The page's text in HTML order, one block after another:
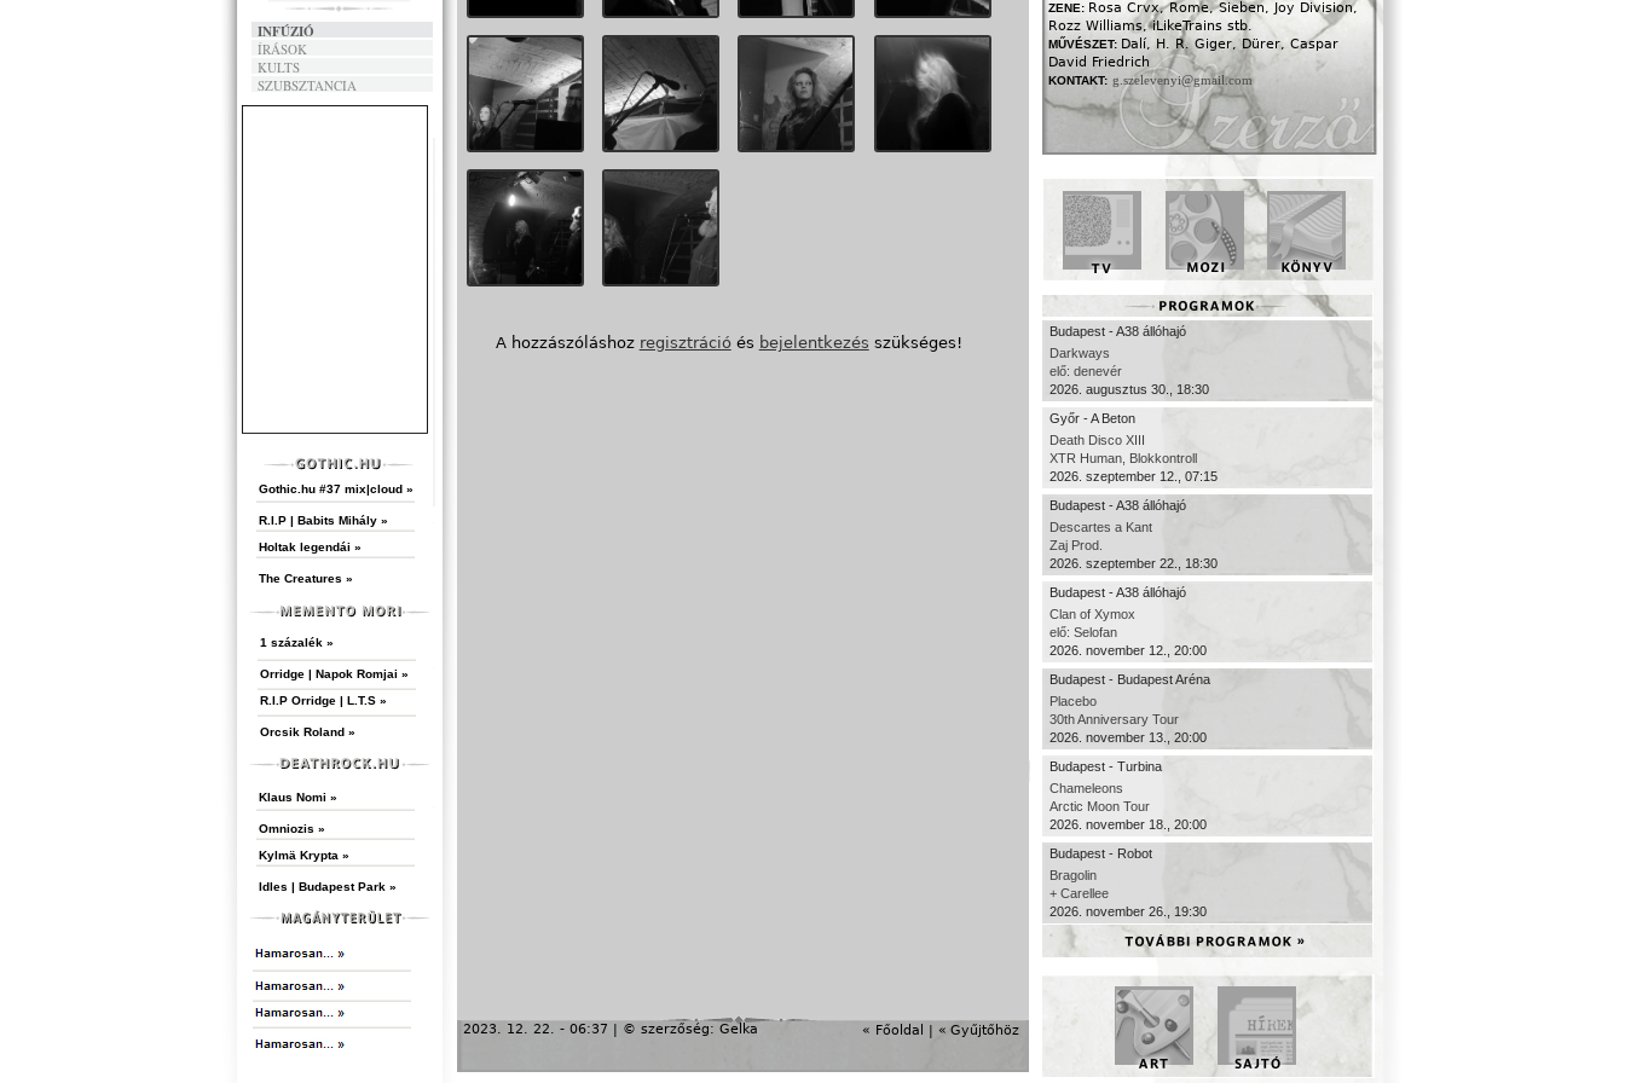
A hozzászóláshoz regisztrációés bejelentkezés szükséges!
2023. 12. 22. - 06:37 | © szerzőség: Gelka « Főoldal | « Gyűjtőhöz
INFÚZIÓ
ÍRÁSOK
KULTS
SZUBSZTANCIA
Gothic.hu #37 mix|cloud »
R.I.P | Babits Mihály »
Holtak legendái »
The Creatures »
1 százalék »
Orridge | Napok Romjai »
R.I.P Orridge | L.T.S »
Orcsik Roland »
Klaus Nomi »
Omniozis »
Kylmä Krypta »
Idles | Budapest Park »
ZENE: Rosa Crvx, Rome, Sieben, Joy Division,
Rozz Williams, iLikeTrains stb.
MŰVÉSZET: Dalí, H. R. Giger, Dürer, Caspar
David Friedrich
KONTAKT: g.szelevenyi@gmail.com
Budapest - A38 állóhajó
Darkways
elő: denevér
2026. augusztus 30., 18:30
Győr - A Beton
Death Disco XIII
XTR Human, Blokkontroll
2026. szeptember 12., 07:15
Budapest - A38 állóhajó
Descartes a Kant
Zaj Prod.
2026. szeptember 22., 18:30
Budapest - A38 állóhajó
Clan of Xymox
elő: Selofan
2026. november 12., 20:00
Budapest - Budapest Aréna
Placebo
30th Anniversary Tour
2026. november 13., 20:00
Budapest - Turbina
Chameleons
Arctic Moon Tour
2026. november 18., 20:00
Budapest - Robot
Bragolin
+ Carellee
2026. november 26., 19:30